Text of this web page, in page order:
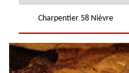
Charpentier 58 Nièvre